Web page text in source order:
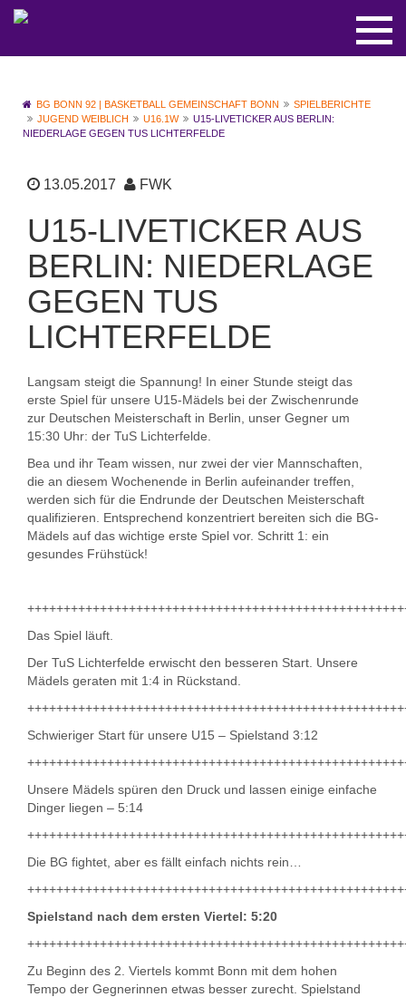
BG BONN 92 | BASKETBALL GEMEINSCHAFT BONN
SPIELBERICHTE
JUGEND WEIBLICH
U16.1W
U15-LIVETICKER AUS BERLIN:
NIEDERLAGE GEGEN TUS LICHTERFELDE
13.05.2017 FWK
U15-LIVETICKER AUS
BERLIN: NIEDERLAGE
GEGEN TUS
LICHTERFELDE
Langsam steigt die Spannung! In einer Stunde steigt das
erste Spiel für unsere U15-Mädels bei der Zwischenrunde
zur Deutschen Meisterschaft in Berlin, unser Gegner um
15:30 Uhr: der TuS Lichterfelde.
Bea und ihr Team wissen, nur zwei der vier Mannschaften,
die an diesem Wochenende in Berlin aufeinander treffen,
werden sich für die Endrunde der Deutschen Meisterschaft
qualifizieren. Entsprechend konzentriert bereiten sich die BG-
Mädels auf das wichtige erste Spiel vor. Schritt 1: ein
gesundes Frühstück!
Das Spiel läuft.
Der TuS Lichterfelde erwischt den besseren Start. Unsere
Mädels geraten mit 1:4 in Rückstand.
Schwieriger Start für unsere U15 – Spielstand 3:12
Unsere Mädels spüren den Druck und lassen einige einfache
Dinger liegen – 5:14
Die BG fightet, aber es fällt einfach nichts rein…
Spielstand nach dem ersten Viertel: 5:20
Zu Beginn des 2. Viertels kommt Bonn mit dem hohen
Tempo der Gegnerinnen etwas besser zurecht. Spielstand